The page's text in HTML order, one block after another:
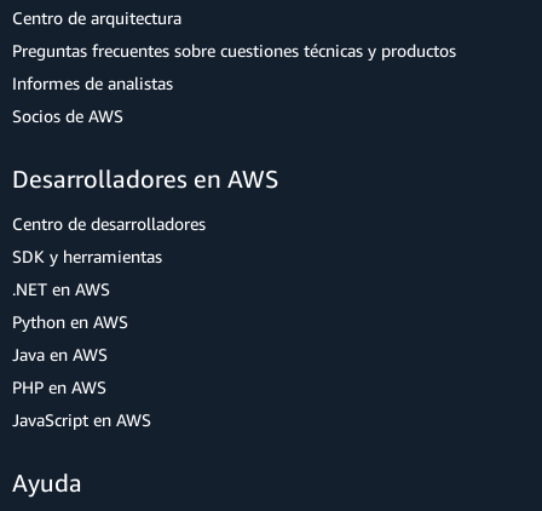
Centro de arquitectura
Preguntas frecuentes sobre cuestiones técnicas y productos
Informes de analistas
Socios de AWS
Desarrolladores en AWS
Centro de desarrolladores
SDK y herramientas
.NET en AWS
Python en AWS
Java en AWS
PHP en AWS
JavaScript en AWS
Ayuda